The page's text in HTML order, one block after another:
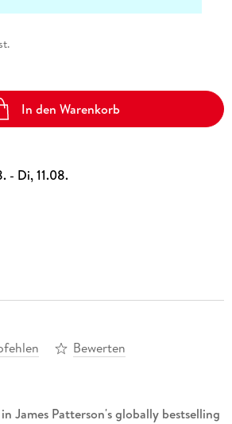
In den Warenkorb
- Di, 11.08.
Bewerten
James Patterson's globally bestselling